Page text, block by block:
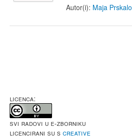
Autor(i): Maja Prskalo
LICENCA:
Svi radovi u e-Zborniku
licencirani su s Creative